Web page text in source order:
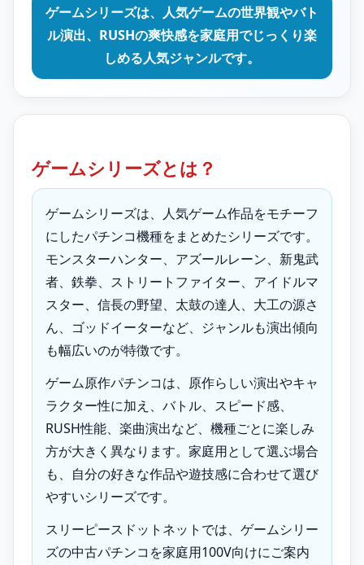
ゲームシリーズは、人気ゲームの世界観やバト
ル演出、RUSHの爽快感を家庭用でじっくり楽
しめる人気ジャンルです。
ゲームシリーズとは？
ゲームシリーズは、人気ゲーム作品をモチーフ
にしたパチンコ機種をまとめたシリーズです。
モンスターハンター、アズールレーン、新鬼武
者、鉄拳、ストリートファイター、アイドルマ
スター、信長の野望、太鼓の達人、大工の源さ
ん、ゴッドイーターなど、ジャンルも演出傾向
も幅広いのが特徴です。
ゲーム原作パチンコは、原作らしい演出やキャ
ラクター性に加え、バトル、スピード感、
RUSH性能、楽曲演出など、機種ごとに楽しみ
方が大きく異なります。家庭用として選ぶ場合
も、自分の好きな作品や遊技感に合わせて選び
やすいシリーズです。
スリーピースドットネットでは、ゲームシリー
ズの中古パチンコを家庭用100V向けにご案内